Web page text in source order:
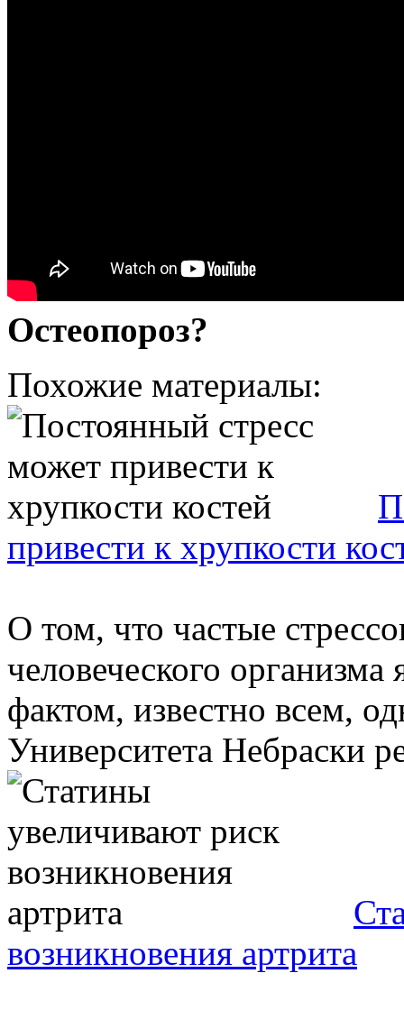
Остеопороз?
Похожие материалы:
привести к хрупкости
О том, что частые
человеческого
фактом, известно всем,
Университета Небраски
возникновения артрита